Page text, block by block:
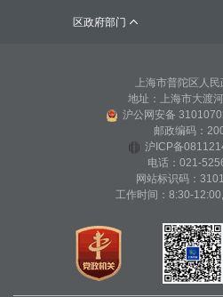
区政府部门 
上海市普陀区人
地址：上海市大渡
沪公网安备
邮政编码：
沪ICP备
电话：021-
网站标识码：
工作时间：8:30-